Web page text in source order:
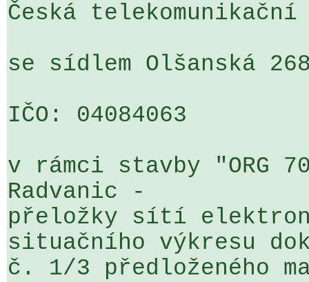
Česká
se sídlem Olšanská
IČO: 04084063
v rámci stavby "ORG
Radvanic -
přeložky sítí
situačního výkresu
č. 1/3 předloženého